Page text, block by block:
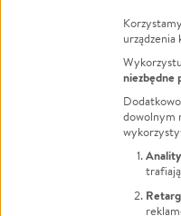
Facebook
LinkedIn
niezbędne
dowolnym